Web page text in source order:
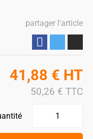
partager l'article
41,88 € HT
50,26 € TTC